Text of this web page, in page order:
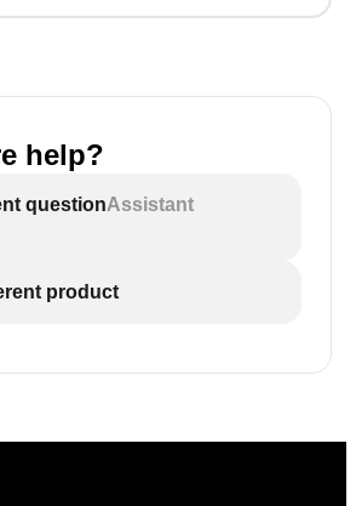
help?
questionAssistant
product